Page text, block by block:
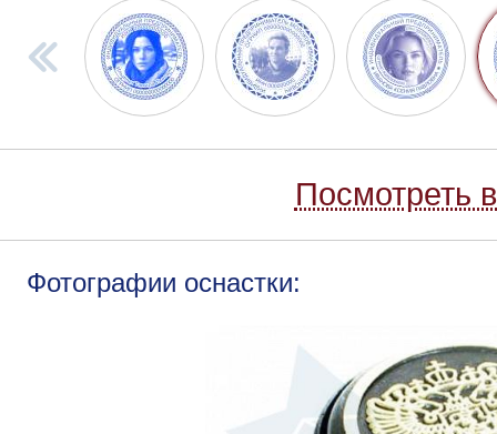
Посмотреть
Фотографии оснастки: